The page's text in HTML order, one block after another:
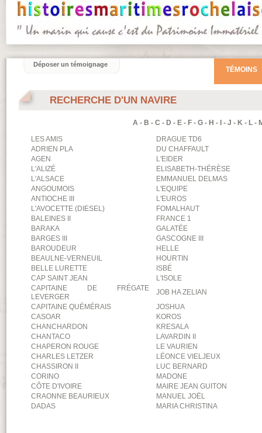
RECHERCHE D'UN NAVIRE
A - B - C - D - E - F - G - H - - J - K - L -
LES AMIS
DRAGUE TD6
ADRIEN PLA
DU CHAFFAULT
AGEN
L'EIDER
L'ALIZÉ
ELISABETH-THÉRÈSE
L'ALSACE
EMMANUEL DELMAS
ANGOUMOIS
L'EQUIPE
ANTIOCHE III
L'EUROS
L'AVOCETTE (DIESEL)
FOMALHAUT
BALEINES II
FRANCE 1
BARAKA
GALATÉE
BARGES III
GASCOGNE III
BAROUDEUR
HELLE
BEAULNE-VERNEUIL
HOURTIN
BELLE LURETTE
ISBÉ
CAP SAINT JEAN
L'ISOLE
CAPITAINE DE FRÉGATE
LEVERGER
JOB HA ZELIAN
CAPITAINE QUÉMÉRAIS
JOSHUA
CASOAR
KOROS
CHANCHARDON
KRESALA
CHANTACO
LAVARDIN II
CHAPERON ROUGE
LE VAURIEN
CHARLES LETZER
LÉONCE VIELJEUX
CHASSIRON II
LUC BERNARD
CORINO
MADONE
CÔTE D'IVOIRE
MAIRE JEAN GUITON
CRAONNE BEAURIEUX
MANUEL JOËL
DADAS
MARIA CHRISTINA
TÉMOINS
Déposer un témoignage